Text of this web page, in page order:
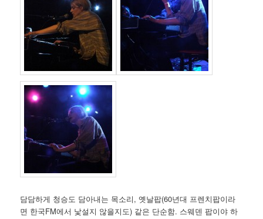
담담하게 청승도 담아내는 목소리, 옛날팝(60년대 프렌치팝이라
면 한국FM에서 낯설지 않을지도) 같은 단순함. 스웨덴 팝이야 하